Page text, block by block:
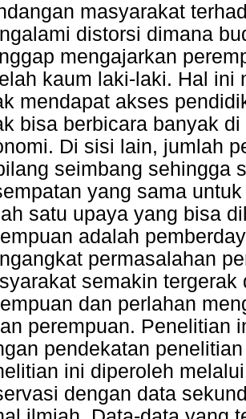
masyarakat
distorsi dimana
mengajarkan
kaum laki-laki. Hal ini
mendapat akses
bisa berbicara banyak
Di sisi lain, jumlah
seimbang sehingga
yang sama
satu upaya yang bisa
adalah
permasalahan
semakin
dan perlahan
perempuan. Penelitian
pendekatan
ini diperoleh
dengan data